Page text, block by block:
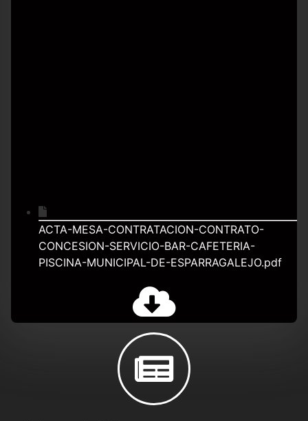
ACTA-MESA-CONTRATACION-CONTRATO-
CONCESION-SERVICIO-BAR-CAFETERIA-
PISCINA-MUNICIPAL-DE-ESPARRAGALEJO.pdf